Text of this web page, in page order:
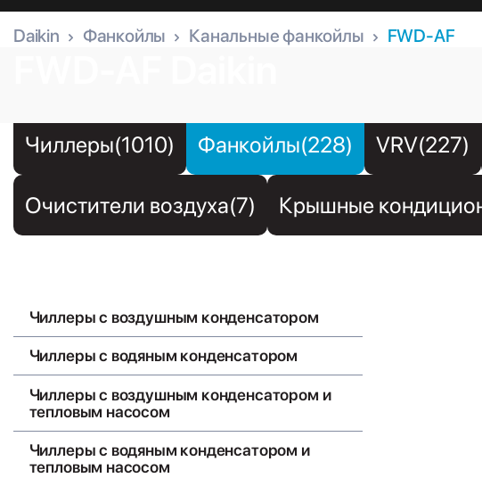
Daikin Фанкойлы Канальные фанкойлы FWD-AF
Чиллеры(1010) Фанкойлы(228) VRV(227)
Очистители воздуха(7) Крышные
Чиллеры с воздушным конденсатором
Чиллеры с водяным конденсатором
Чиллеры с воздушным конденсатором и
тепловым насосом
Чиллеры с водяным конденсатором и
тепловым насосом